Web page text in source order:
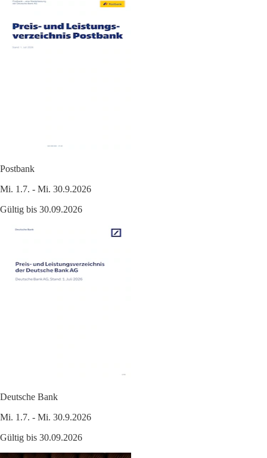
Postbank
Mi. 1.7. - Mi. 30.9.2026
Gültig bis 30.09.2026
Deutsche Bank
Mi. 1.7. - Mi. 30.9.2026
Gültig bis 30.09.2026